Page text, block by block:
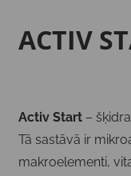
ACTIV
Activ Start –
Tā sastāvā ir
makroelementi,